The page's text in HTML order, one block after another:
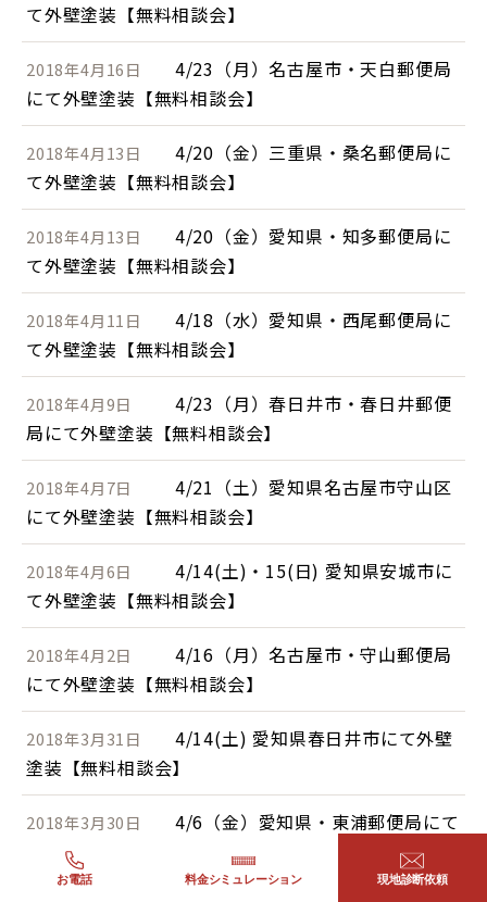
て外壁塗装【無料相談会】
2018年4月16日
4/23（月）名古屋市・天白郵便局
にて外壁塗装【無料相談会】
2018年4月13日
4/20（金）三重県・桑名郵便局に
て外壁塗装【無料相談会】
2018年4月13日
4/20（金）愛知県・知多郵便局に
て外壁塗装【無料相談会】
2018年4月11日
4/18（水）愛知県・西尾郵便局に
て外壁塗装【無料相談会】
2018年4月9日
4/23（月）春日井市・春日井郵便
局にて外壁塗装【無料相談会】
2018年4月7日
4/21（土）愛知県名古屋市守山区
にて外壁塗装【無料相談会】
2018年4月6日
4/14(土)・15(日) 愛知県安城市に
て外壁塗装【無料相談会】
2018年4月2日
4/16（月）名古屋市・守山郵便局
にて外壁塗装【無料相談会】
2018年3月31日
4/14(土) 愛知県春日井市にて外壁
塗装【無料相談会】
2018年3月30日
4/6（金）愛知県・東浦郵便局にて
外壁塗装【無料相談会】
お電話 料金シミュレーション 現地診断依頼